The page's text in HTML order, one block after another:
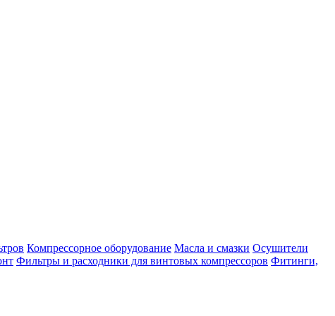
Компрессорное оборудование Масла и смазки Осушители
Фильтры и расходники для винтовых компрессоров Фитинги,